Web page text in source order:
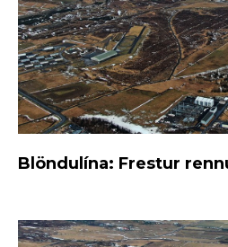
Blöndulína: Frestur